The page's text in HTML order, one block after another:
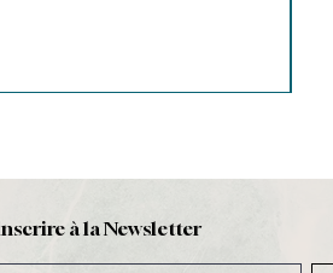
à la Newsletter